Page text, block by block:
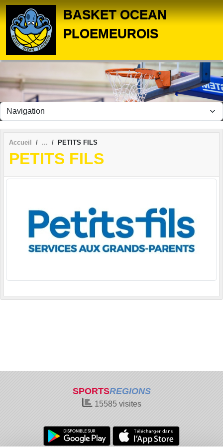
BASKET OCEAN
PLOEMEUROIS
Accueil PETITS FILS
PETITS FILS
SPORTSREGIONS
15585visites
Panneau de gestion des cookies